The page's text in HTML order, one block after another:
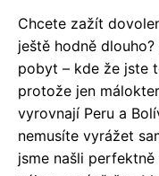
Chcete zažít
ještě hodně
pobyt – kde že jste
protože jen
vyrovnají Peru a
nemusíte vyrážet
jsme našli